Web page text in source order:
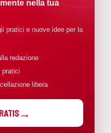
nella tua
pratici e nuove idee per la
redazione
pratici
libera